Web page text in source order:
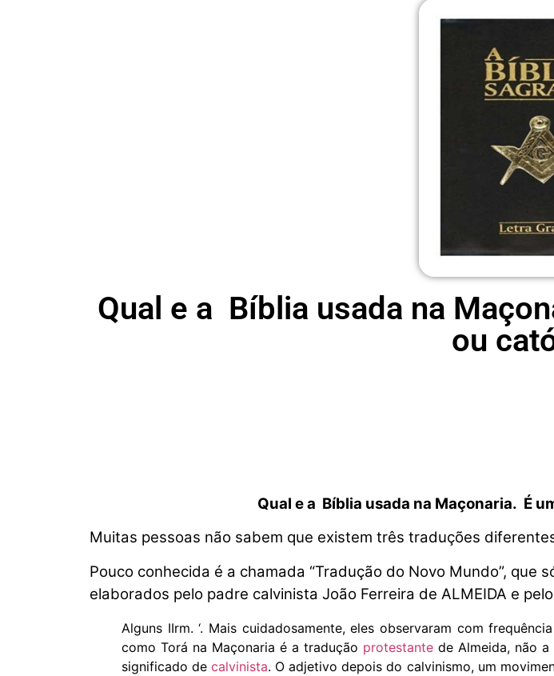
Qual e a Bíblia usada na
ou
Qual e a Bíblia usada na Maçonaria. É
Muitas pessoas não sabem que existem três traduções
Pouco conhecida é a chamada “Tradução do Novo Mundo”,
elaborados pelo padre calvinista João Ferreira de ALMEIDA e
Alguns IIrm. ‘. Mais cuidadosamente, eles observaram com
como Torá na Maçonaria é a tradução protestante de Almeida, não
significado decalvinista. O adjetivo depois do calvinismo, um